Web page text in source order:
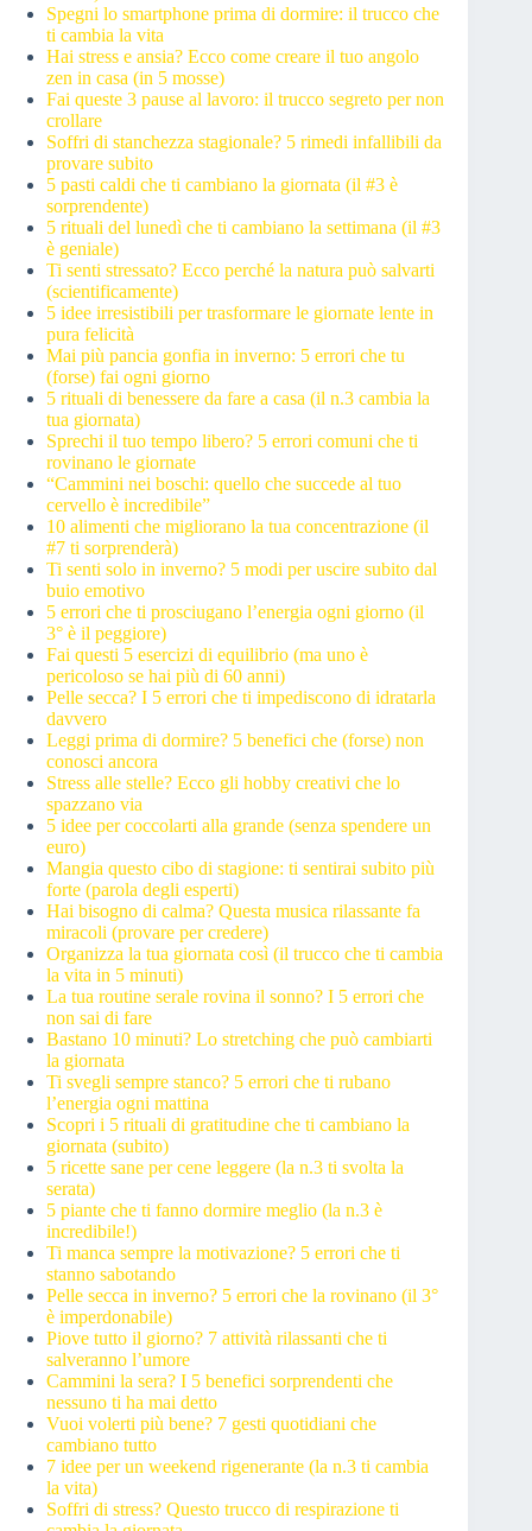
Spegni lo smartphone prima di dormire: il trucco che
ti cambia la vita
Hai stress e ansia? Ecco come creare il tuo angolo
zen in casa (in 5 mosse)
Fai queste 3 pause al lavoro: il trucco segreto per non
crollare
Soffri di stanchezza stagionale? 5 rimedi infallibili da
provare subito
5 pasti caldi che ti cambiano la giornata (il #3 è
sorprendente)
5 rituali del lunedì che ti cambiano la settimana (il #3
è geniale)
Ti senti stressato? Ecco perché la natura può salvarti
(scientificamente)
5 idee irresistibili per trasformare le giornate lente in
pura felicità
Mai più pancia gonfia in inverno: 5 errori che tu
(forse) fai ogni giorno
5 rituali di benessere da fare a casa (il n.3 cambia la
tua giornata)
Sprechi il tuo tempo libero? 5 errori comuni che ti
rovinano le giornate
“Cammini nei boschi: quello che succede al tuo
cervello è incredibile”
10 alimenti che migliorano la tua concentrazione (il
#7 ti sorprenderà)
Ti senti solo in inverno? 5 modi per uscire subito dal
buio emotivo
5 errori che ti prosciugano l’energia ogni giorno (il
3° è il peggiore)
Fai questi 5 esercizi di equilibrio (ma uno è
pericoloso se hai più di 60 anni)
Pelle secca? I 5 errori che ti impediscono di idratarla
davvero
Leggi prima di dormire? 5 benefici che (forse) non
conosci ancora
Stress alle stelle? Ecco gli hobby creativi che lo
spazzano via
5 idee per coccolarti alla grande (senza spendere un
euro)
Mangia questo cibo di stagione: ti sentirai subito più
forte (parola degli esperti)
Hai bisogno di calma? Questa musica rilassante fa
miracoli (provare per credere)
Organizza la tua giornata così (il trucco che ti cambia
la vita in 5 minuti)
La tua routine serale rovina il sonno? I 5 errori che
non sai di fare
Bastano 10 minuti? Lo stretching che può cambiarti
la giornata
Ti svegli sempre stanco? 5 errori che ti rubano
l’energia ogni mattina
Scopri i 5 rituali di gratitudine che ti cambiano la
giornata (subito)
5 ricette sane per cene leggere (la n.3 ti svolta la
serata)
5 piante che ti fanno dormire meglio (la n.3 è
incredibile!)
Ti manca sempre la motivazione? 5 errori che ti
stanno sabotando
Pelle secca in inverno? 5 errori che la rovinano (il 3°
è imperdonabile)
Piove tutto il giorno? 7 attività rilassanti che ti
salveranno l’umore
Cammini la sera? I 5 benefici sorprendenti che
nessuno ti ha mai detto
Vuoi volerti più bene? 7 gesti quotidiani che
cambiano tutto
7 idee per un weekend rigenerante (la n.3 ti cambia
la vita)
Soffri di stress? Questo trucco di respirazione ti